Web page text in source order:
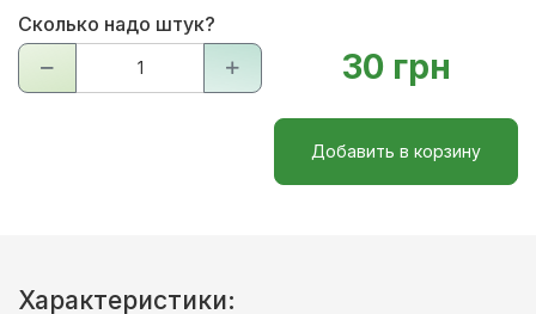
Сколько надо штук?
30 грн
Добавить в корзину
Характеристики: